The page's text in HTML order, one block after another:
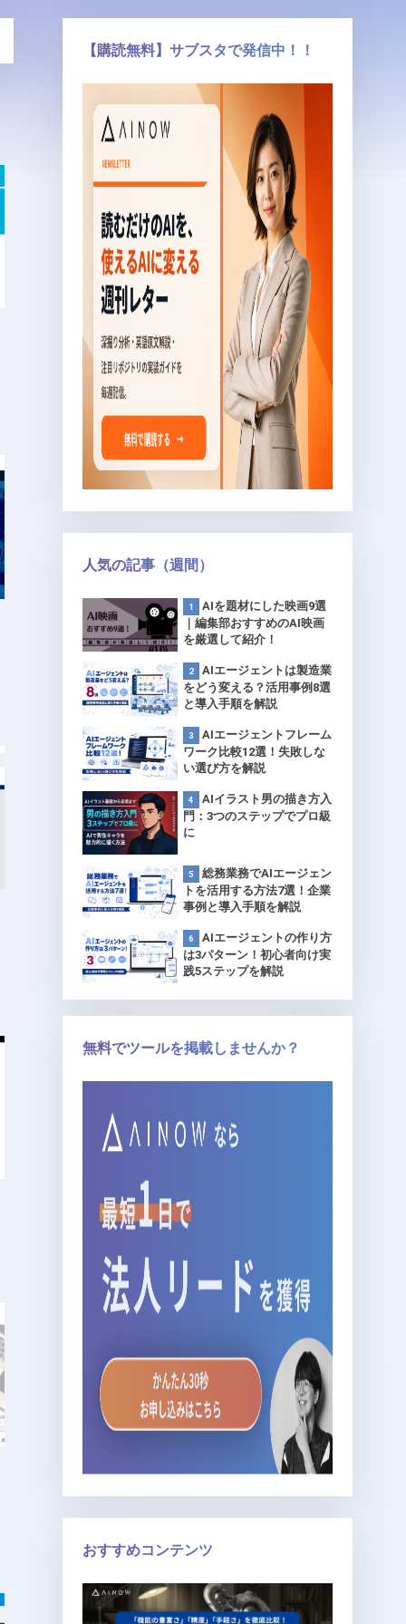
【購読無料】サブスタで発信中！！
人気の記事（週間）
AIを題材にした映画9選
｜編集部おすすめのAI映画
を厳選して紹介！
AIエージェントは製造業
をどう変える？活用事例8選
と導入手順を解説
AIエージェントフレーム
ワーク比較12選！失敗しな
い選び方を解説
AIイラスト男の描き方入
門：3つのステップでプロ級
に
総務業務でAIエージェン
トを活用する方法7選！企業
事例と導入手順を解説
AIエージェントの作り方
は3パターン！初心者向け実
践5ステップを解説
無料でツールを掲載しませんか？
おすすめコンテンツ